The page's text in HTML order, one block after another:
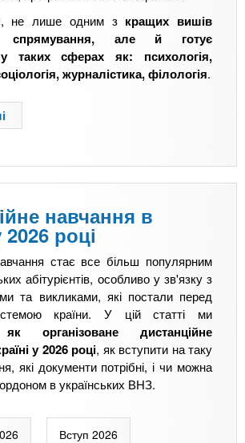
в
с
т
і
в
с
т
у
п
н
и
к
а
о
Л
о
н
р
д
д
д
н
я
н
а
у
к
и
лише одним з кращих вишів
спрямування, але й готує
у таких сферах як: психологія,
журналістика, філологія.
р
Ч
о
у
с
а
м
е
Н
У
"
О
Ю
А
"
?
навчання в
2026 році
стає все більш популярним
абітурієнтів, особливо у зв'язку з
та викликами, які постали перед
країни. У цій статті ми
як організоване дистанційне
у 2026 році, як вступити на таку
які документи потрібні, і чи можна
в українських ВНЗ.
Вступ 2026